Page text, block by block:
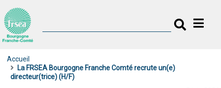
Accueil
La FRSEA Bourgogne Franche Comté recrute un(e)
directeur(trice) (H/F)